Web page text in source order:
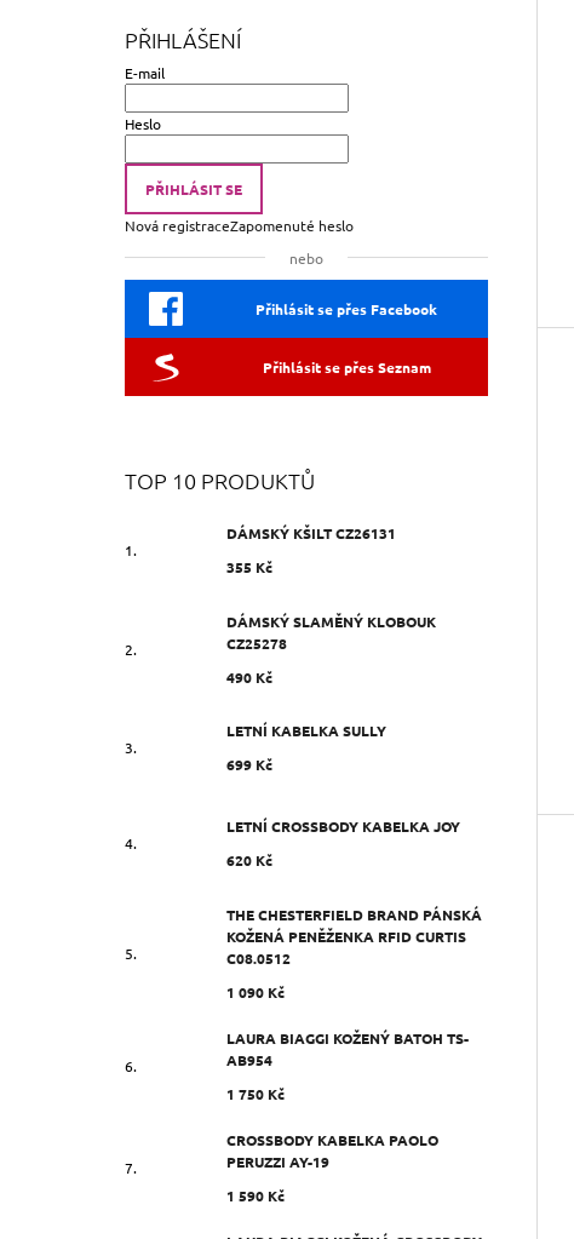
PŘIHLÁŠENÍ
E-mail
Heslo
PŘIHLÁSIT SE
Nová registraceZapomenuté heslo
nebo
Přihlásit se přes Facebook
Přihlásit se přes Seznam
TOP 10 PRODUKTŮ
DÁMSKÝ KŠILT CZ26131
355 Kč
DÁMSKÝ SLAMĚNÝ KLOBOUK
CZ25278
490 Kč
LETNÍ KABELKA SULLY
699 Kč
LETNÍ CROSSBODY KABELKA JOY
620 Kč
THE CHESTERFIELD BRAND PÁNSKÁ
KOŽENÁ PENĚŽENKA RFID CURTIS
C08.0512
1 090 Kč
LAURA BIAGGI KOŽENÝ BATOH TS-
AB954
1 750 Kč
CROSSBODY KABELKA PAOLO
PERUZZI AY-19
1 590 Kč